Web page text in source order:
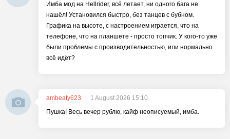
Имба мод на Hellrider, всё летает, ни одного бага не
нашёл! Установился быстро, без танцев с бубном.
Графика на высоте, с настроением играется, что на
телефоне, что на планшете - просто топчик. У кого-то уже
были проблемы с производительностью, или нормально
всё идёт?
ambeaty623
1 August 2026 15:10
Пушка! Весь вечер рублю, кайф неописуемый, имба.